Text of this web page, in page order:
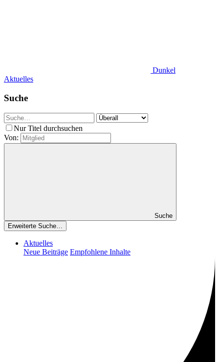
Dunkel
Aktuelles
Suche
Nur Titel durchsuchen
Von:
Suche
Erweiterte Suche…
Aktuelles
Neue Beiträge Empfohlene Inhalte